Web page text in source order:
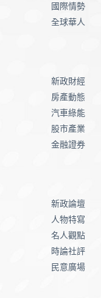
國際情勢
全球華人
新政財經
房產動態
汽車綠能
股市產業
金融證券
新政論壇
人物特寫
名人觀點
時論社評
民意廣場